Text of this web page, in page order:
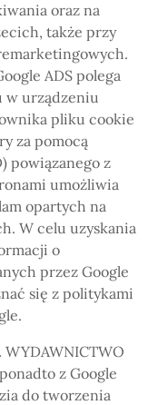
oraz na
także przy
ADS polega
w urządzeniu
pliku cookie
za pomocą
powiązanego z
umożliwia
opartych na
W celu uzyskania
o
przez Google
się z politykami
WYDAWNICTWO
z Google
do tworzenia